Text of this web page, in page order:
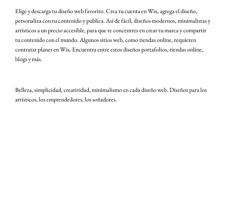
Elige y descarga tu diseño web favorito. Crea tu cuenta en Wix, agrega el diseño,
personaliza con tu contenido y publica. Así de fácil, diseños modernos, minimalistas y
artísticos a un precio accesible, para que te concentres en crear tu marca y compartir
tu contenido con el mundo. Algunos sitios web, como tiendas online, requieren
contratar planes en Wix. Encuentra entre estos diseños portafolios, tiendas online,
blogs y más.
Belleza, simplicidad, creatividad, minimalismo en cada diseño web. Diseños para los
artísticos, los emprendedores, los soñadores.